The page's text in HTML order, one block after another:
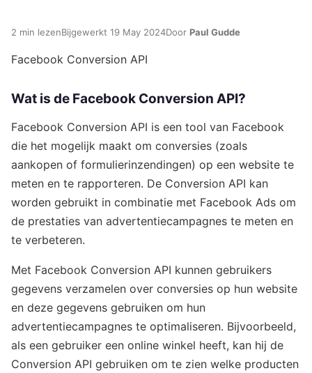
2 min lezenBijgewerkt 19 May 2024Door Paul Gudde
Facebook Conversion API
Wat is de Facebook Conversion API?
Facebook Conversion API is een tool van Facebook
die het mogelijk maakt om conversies (zoals
aankopen of formulierinzendingen) op een website te
meten en te rapporteren. De Conversion API kan
worden gebruikt in combinatie met Facebook Ads om
de prestaties van advertentiecampagnes te meten en
te verbeteren.
Met Facebook Conversion API kunnen gebruikers
gegevens verzamelen over conversies op hun website
en deze gegevens gebruiken om hun
advertentiecampagnes te optimaliseren. Bijvoorbeeld,
als een gebruiker een online winkel heeft, kan hij de
Conversion API gebruiken om te zien welke producten